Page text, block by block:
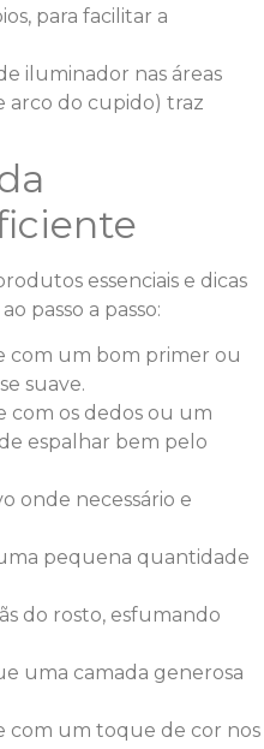
para facilitar a
iluminador nas áreas
arco do cupido) traz
essenciais e dicas
passo a passo:
com um bom primer ou
suave.
com os dedos ou um
espalhar bem pelo
onde necessário e
pequena quantidade
do rosto, esfumando
uma camada generosa
com um toque de cor nos